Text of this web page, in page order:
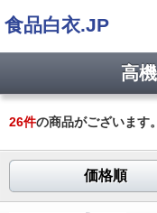
食品白衣.JP
高
26件の商品がございます。
価格順